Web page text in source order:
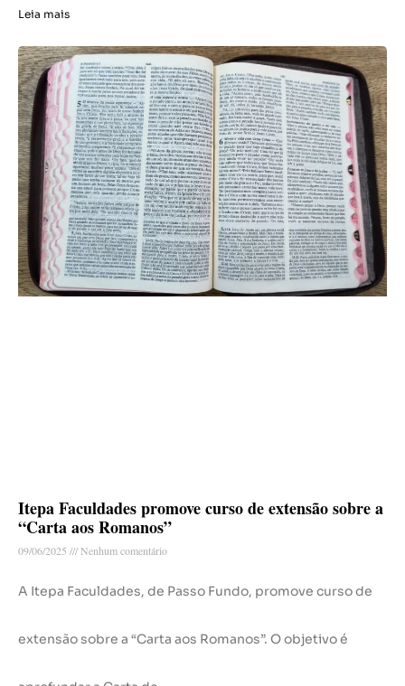
Leia mais
Itepa Faculdades promove curso de extensão sobre a
“Carta aos Romanos”
09/06/2025 Nenhum comentário
A Itepa Faculdades, de Passo Fundo, promove curso de
extensão sobre a “Carta aos Romanos”. O objetivo é